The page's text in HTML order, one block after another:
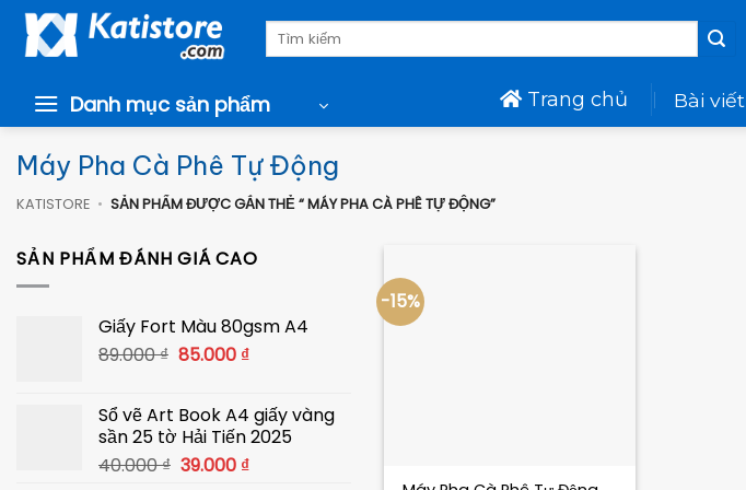
Chuyển
đến
dung
Tìm
Danh mục sản phẩm Trang chủ Bài viết
Máy Pha Cà Phê Tự Động
KATISTORE • SẢN PHẨM ĐƯỢC GẮN THẺ “ MÁY PHA CÀ PHÊ TỰ ĐỘNG”
SẢN PHẨM ĐÁNH GIÁ CAO
Giấy Fort Màu 80gsm A4
89.000₫ Giá
89.000 ₫.
85.000 ₫Giá
là:
85.000 ₫.
Sổ vẽ Art Book A4 giấy vàng
sần 25 tờ Hải Tiến 2025
40.000₫ Giá
39.000 ₫Giá
-15%